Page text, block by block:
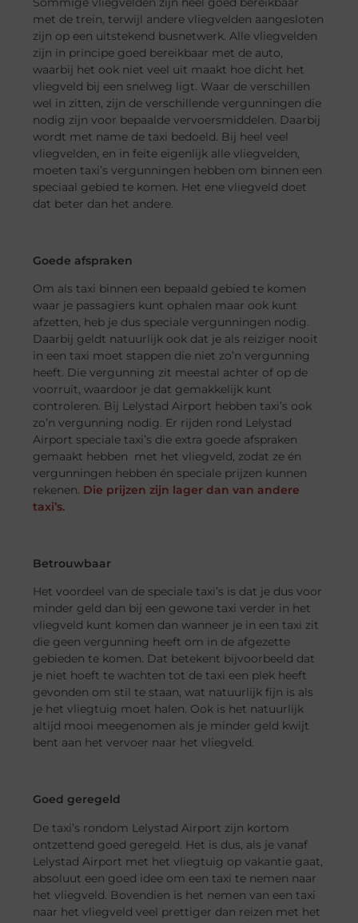
met de trein, terwijl andere vliegvelden aangesloten
zijn op een uitstekend busnetwerk. Alle vliegvelden
zijn in principe goed bereikbaar met de auto,
waarbij het ook niet veel uit maakt hoe dicht het
vliegveld bij een snelweg ligt. Waar de verschillen
wel in zitten, zijn de verschillende vergunningen die
nodig zijn voor bepaalde vervoersmiddelen. Daarbij
wordt met name de taxi bedoeld. Bij heel veel
vliegvelden, en in feite eigenlijk alle vliegvelden,
moeten taxi’s vergunningen hebben om binnen een
speciaal gebied te komen. Het ene vliegveld doet
dat beter dan het andere.
Goede afspraken
Om als taxi binnen een bepaald gebied te komen
waar je passagiers kunt ophalen maar ook kunt
afzetten, heb je dus speciale vergunningen nodig.
Daarbij geldt natuurlijk ook dat je als reiziger nooit
in een taxi moet stappen die niet zo’n vergunning
heeft. Die vergunning zit meestal achter of op de
voorruit, waardoor je dat gemakkelijk kunt
controleren. Bij Lelystad Airport hebben taxi’s ook
zo’n vergunning nodig. Er rijden rond Lelystad
Airport speciale taxi’s die extra goede afspraken
gemaakt hebben met het vliegveld, zodat ze én
vergunningen hebben én speciale prijzen kunnen
rekenen. Die prijzen zijn lager dan van andere
taxi’s.
Betrouwbaar
Het voordeel van de speciale taxi’s is dat je dus voor
minder geld dan bij een gewone taxi verder in het
vliegveld kunt komen dan wanneer je in een taxi zit
die geen vergunning heeft om in de afgezette
gebieden te komen. Dat betekent bijvoorbeeld dat
je niet hoeft te wachten tot de taxi een plek heeft
gevonden om stil te staan, wat natuurlijk fijn is als
je het vliegtuig moet halen. Ook is het natuurlijk
altijd mooi meegenomen als je minder geld kwijt
bent aan het vervoer naar het vliegveld.
Goed geregeld
De taxi’s rondom Lelystad Airport zijn kortom
ontzettend goed geregeld. Het is dus, als je vanaf
Lelystad Airport met het vliegtuig op vakantie gaat,
absoluut een goed idee om een taxi te nemen naar
het vliegveld. Bovendien is het nemen van een taxi
naar het vliegveld veel prettiger dan reizen met het